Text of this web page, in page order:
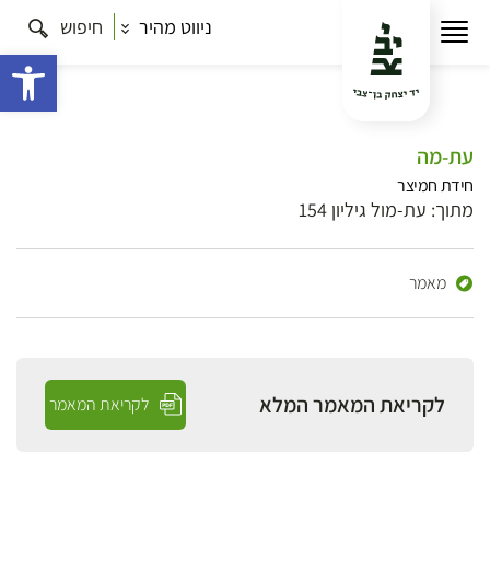
ניווט מהיר חיפוש
עת-מה
חידת חמיצר
מתוך: עת-מול גיליון 154
מאמר
לקריאת המאמר המלא לקריאת המאמר